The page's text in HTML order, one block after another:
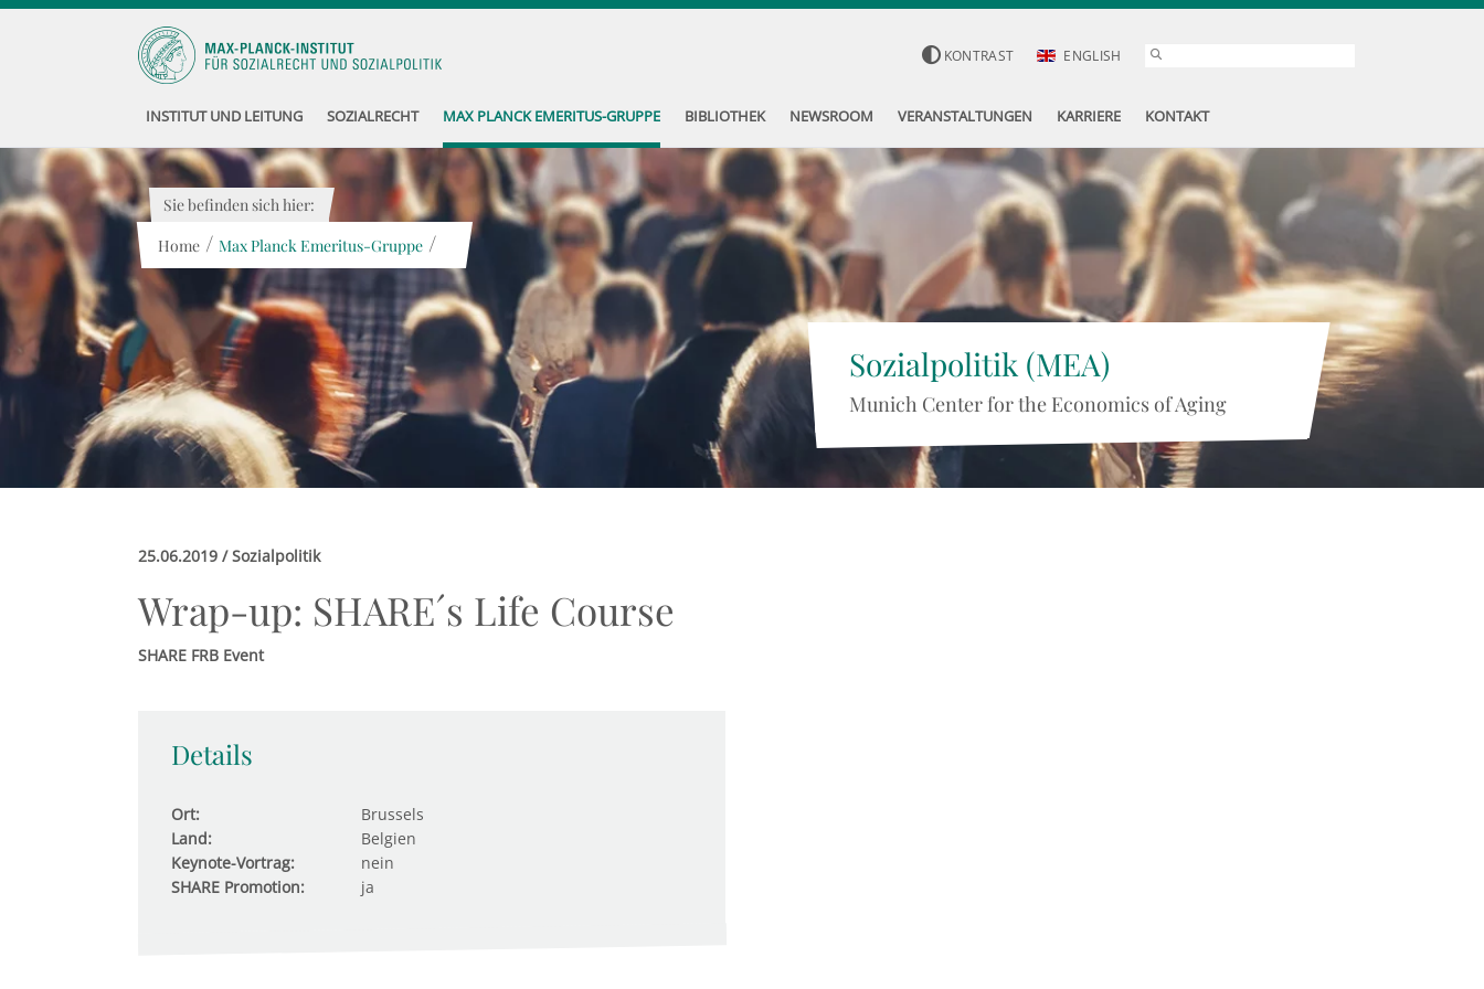
KONTRAST ENGLISH
INSTITUT UND LEITUNG SOZIALRECHT MAX PLANCK EMERITUS-GRUPPE BIBLIOTHEK NEWSROOM VERANSTALTUNGEN KARRIERE KONTAKT
Sozialpolitik (MEA)
Munich Center for the Economics of Aging
Sie befinden sich hier:
Home / Max Planck Emeritus-Gruppe /
25.06.2019 / Sozialpolitik
Wrap-up: SHARE´s Life Course
SHARE FRB Event
Details
Ort:
Brussels
Land:
Belgien
Keynote-Vortrag:
nein
SHARE Promotion:
ja